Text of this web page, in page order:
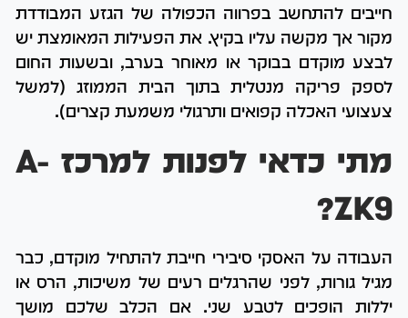
חייבים להתחשב בפרווה הכפולה של הגזע המבודדת
מקור אך מקשה עליו בקיץ. את הפעילות המאומצת יש
לבצע מוקדם בבוקר או מאוחר בערב, ובשעות החום
לספק פריקה מנטלית בתוך הבית הממוזג (למשל
צעצועי האכלה קפואים ותרגולי משמעת קצרים).
מתי כדאי לפנות למרכז A-
ZK9?
העבודה על האסקי סיבירי חייבת להתחיל מוקדם, כבר
מגיל גורות, לפני שהרגלים רעים של משיכות, הרס או
יללות הופכים לטבע שני. אם הכלב שלכם מושך